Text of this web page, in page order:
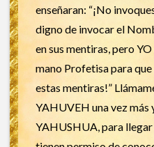
enseñaran: “¡No
digno de invocar el
en sus mentiras, pero
mano Profetisa para que
estas mentiras!”
YAHUVEH una vez más
YAHUSHUA, para